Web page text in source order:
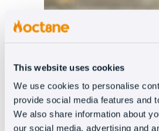
This website uses cookies
We use cookies to personalise
provide social media features and
We also share information about
our social media, advertising and